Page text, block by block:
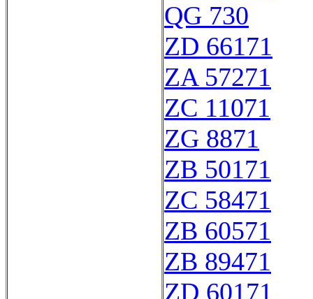
QG 730
ZD 66171
ZA 57271
ZC 11071
ZG 8871
ZB 50171
ZC 58471
ZB 60571
ZB 89471
ZD 60171